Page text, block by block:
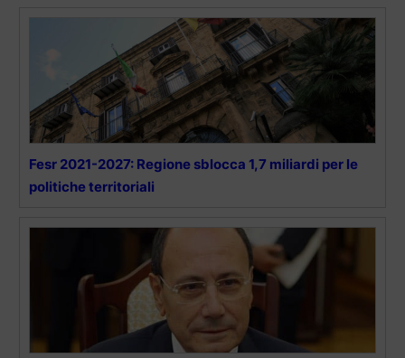
Fesr 2021-2027: Regione sblocca 1,7 miliardi per le
politiche territoriali